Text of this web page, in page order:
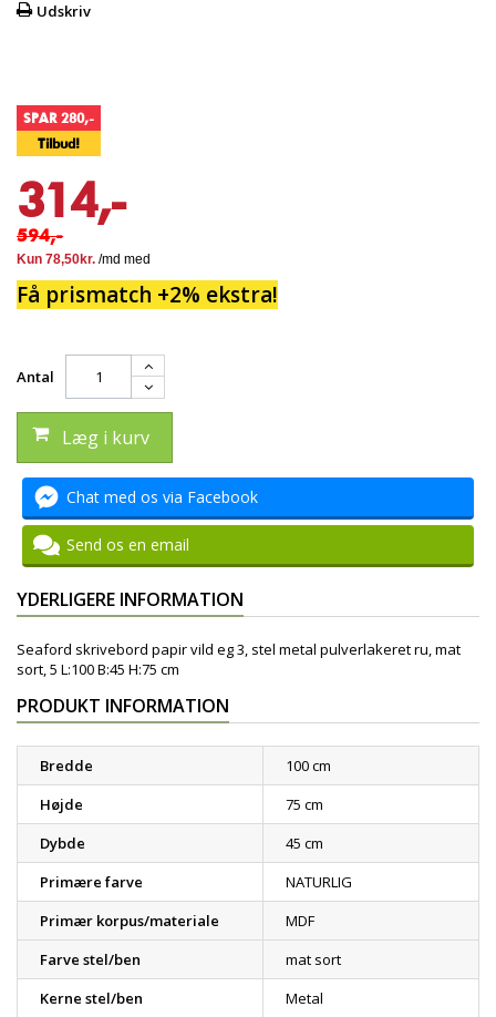
Udskriv
SPAR 280,-
Tilbud!
314,-
594,-
Få prismatch +2% ekstra!
Antal
Læg i kurv
Chat med os via Facebook
Send os en email
YDERLIGERE INFORMATION
Seaford skrivebord papir vild eg 3, stel metal pulverlakeret ru, mat
sort, 5 L:100 B:45 H:75 cm
PRODUKT INFORMATION
Bredde
100 cm
Højde
75 cm
Dybde
45 cm
Primære farve
NATURLIG
Primær korpus/materiale
MDF
Farve stel/ben
mat sort
Kerne stel/ben
Metal